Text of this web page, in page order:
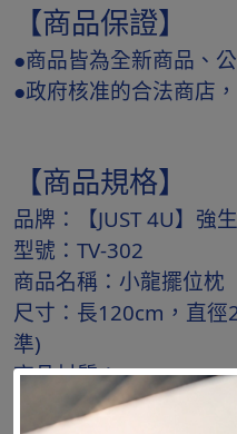
【商品保證】
●商品皆為全新商品、
●政府核准的合法商店
【商品規格】
品牌：【JUST 4U】強生
型號：TV-302
商品名稱：小龍擺位枕
尺寸：長120cm，直
準)
商品材質：
外套：70%全棉，30%